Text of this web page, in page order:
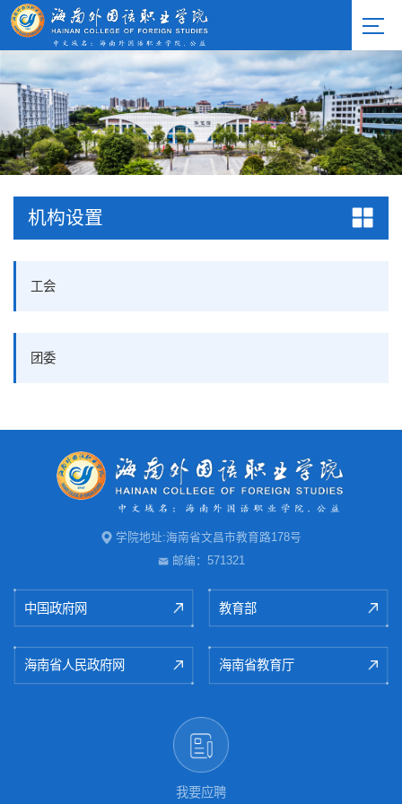
机构设置
工会
团委
学院地址:海南省文昌市教育路178号
邮编：571321
中国政府网 教育部
海南省人民政府网 海南省教育厅
我要应聘